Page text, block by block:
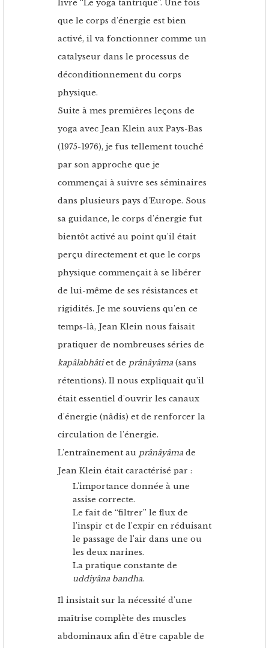
livre “Le yoga tantrique”. Une fois
que le corps d'énergie est bien
activé, il va fonctionner comme un
catalyseur dans le processus de
déconditionnement du corps
physique.
Suite à mes premières leçons de
yoga avec Jean Klein aux Pays-Bas
(1975-1976), je fus tellement touché
par son approche que je
commençai à suivre ses séminaires
dans plusieurs pays d'Europe. Sous
sa guidance, le corps d'énergie fut
bientôt activé au point qu'il était
perçu directement et que le corps
physique commençait à se libérer
de lui-même de ses résistances et
rigidités. Je me souviens qu'en ce
temps-là, Jean Klein nous faisait
pratiquer de nombreuses séries de
kapâlabhâtiet de prânâyâma(sans
rétentions). Il nous expliquait qu'il
était essentiel d'ouvrir les canaux
d'énergie (nâdis) et de renforcer la
circulation de l'énergie.
L'entraînement au prânâyâmade
Jean Klein était caractérisé par :
L'importance donnée à une
assise correcte.
Le fait de “filtrer” le flux de
l'inspir et de l'expir en réduisant
le passage de l'air dans une ou
les deux narines.
La pratique constante de
uddiyâna bandha.
Il insistait sur la nécessité d'une
maîtrise complète des muscles
abdominaux afin d'être capable de